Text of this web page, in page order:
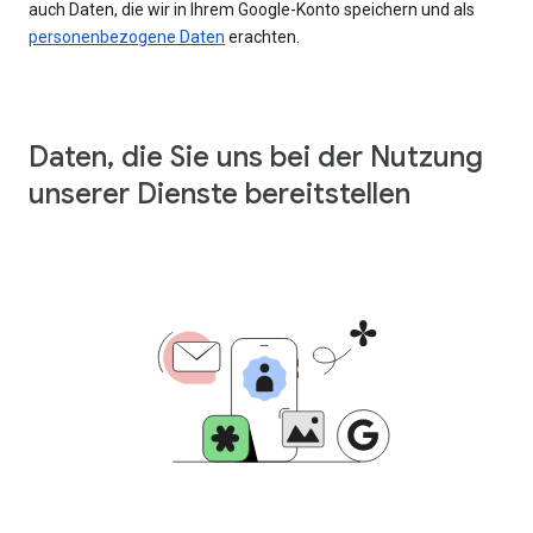
auch Daten, die wir in Ihrem Google-Konto speichern und als
personenbezogene Daten erachten.
Daten, die Sie uns bei der Nutzung
unserer Dienste bereitstellen